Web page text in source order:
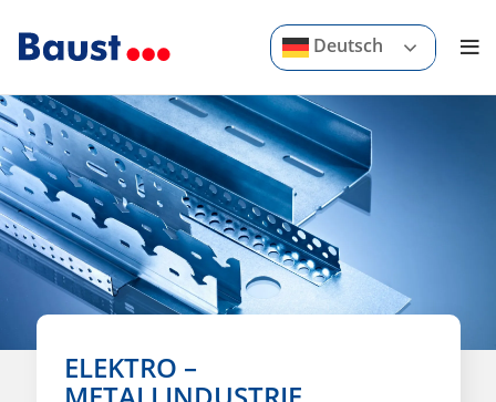
Deutsch
ELEKTRO –